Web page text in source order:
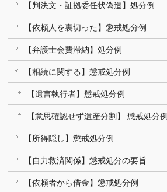
【判決文・証拠委任状偽造】処分例
【依頼人を裏切った】懲戒処分例
【弁護士会費滞納】処分例
【相続に関する】懲戒処分例
【遺言執行者】懲戒処分例
【意思確認せず遺産分割】 懲戒処分例
【所得隠し】懲戒処分例
【自力救済関係】懲戒処分の要旨
【依頼者から借金】懲戒処分例